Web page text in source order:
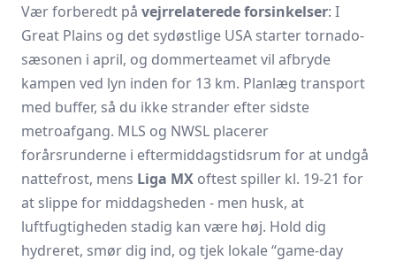
Vær forberedt på vejrrelaterede forsinkelser: I
Great Plains og det sydøstlige USA starter tornado­
sæsonen i april, og dommerteamet vil afbryde
kampen ved lyn inden for 13 km. Planlæg transport
med buffer, så du ikke strander efter sidste
metroafgang. MLS og NWSL placerer
forårsrunderne i eftermiddags­tidsrum for at undgå
nattefrost, mens Liga MX oftest spiller kl. 19-21 for
at slippe for middagsheden - men husk, at
luftfugtigheden stadig kan være høj. Hold dig
hydreret, smør dig ind, og tjek lokale “game-day